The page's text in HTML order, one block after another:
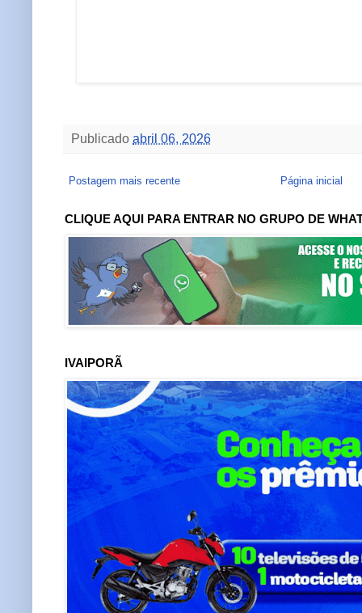
Publicado abril 06, 2026
Postagem mais recente Página inicial
CLIQUE AQUI PARA ENTRAR NO GRUPO DE
IVAIPORÃ